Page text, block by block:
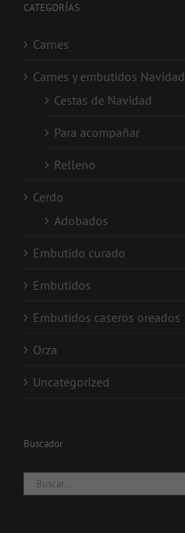
CATEGORÍAS
Carnes
Carnes y embutidos Navidad
Cestas de Navidad
Para acompañar
Relleno
Cerdo
Adobados
Embutido curado
Embutidos
Embutidos caseros oreados
Orza
Uncategorized
Buscador
Buscar: